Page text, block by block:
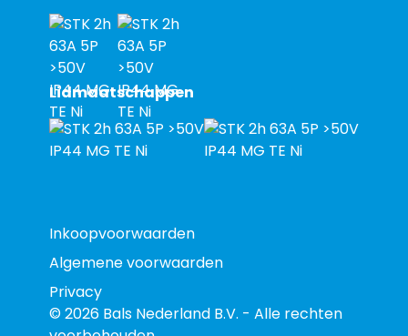
Lidmaatschappen
Inkoopvoorwaarden
Algemene voorwaarden
Privacy
© 2026 Bals Nederland B.V. - Alle rechten